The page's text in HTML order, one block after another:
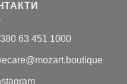
63 451 1000